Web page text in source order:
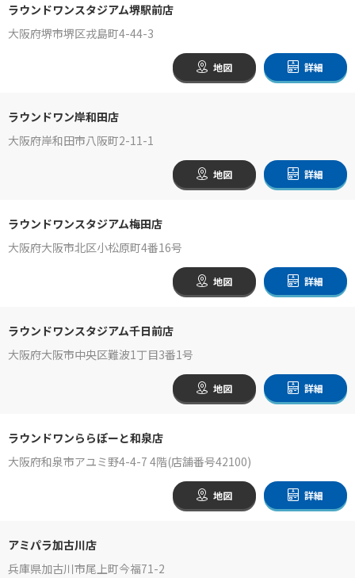
ラウンドワンスタジアム堺駅前店
大阪府堺市堺区戎島町4-44-3
地図 詳細
ラウンドワン岸和田店
大阪府岸和田市八阪町2-11-1
地図 詳細
ラウンドワンスタジアム梅田店
大阪府大阪市北区小松原町4番16号
地図 詳細
ラウンドワンスタジアム千日前店
大阪府大阪市中央区難波1丁目3番1号
地図 詳細
ラウンドワンららぽーと和泉店
大阪府和泉市アユミ野4-4-7 4階(店舗番号42100)
地図 詳細
アミパラ加古川店
兵庫県加古川市尾上町今福71-2